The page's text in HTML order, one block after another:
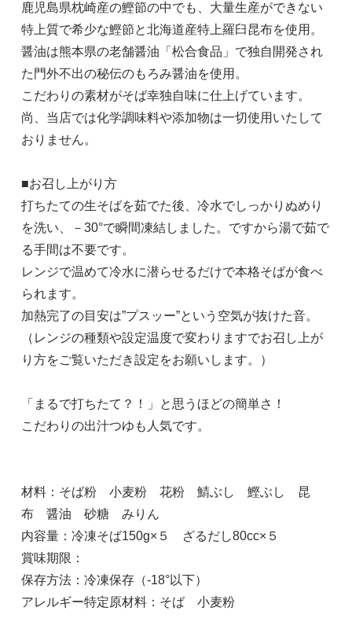
鹿児島県枕崎産の鰹節の中でも、大量生産ができない
特上質で希少な鰹節と北海道産特上羅臼昆布を使用。
醤油は熊本県の老舗醤油「松合食品」で独自開発され
た門外不出の秘伝のもろみ醤油を使用。
こだわりの素材がそば幸独自味に仕上げています。
尚、当店では化学調味料や添加物は一切使用いたして
おりません。
■お召し上がり方
打ちたての生そばを茹でた後、冷水でしっかりぬめり
を洗い、－30°で瞬間凍結しました。ですから湯で茹で
る手間は不要です。
レンジで温めて冷水に潜らせるだけで本格そばが食べ
られます。
加熱完了の目安は”プスッー”という空気が抜けた音。
（レンジの種類や設定温度で変わりますでお召し上が
り方をご覧いただき設定をお願いします。）
「まるで打ちたて？！」と思うほどの簡単さ！
こだわりの出汁つゆも人気です。
材料：そば粉 小麦粉 花粉 鯖ぶし 鰹ぶし 昆
布 醤油 砂糖 みりん
内容量：冷凍そば150g×５ ざるだし80cc×５
賞味期限：
保存方法：冷凍保存（-18°以下）
アレルギー特定原材料：そば 小麦粉